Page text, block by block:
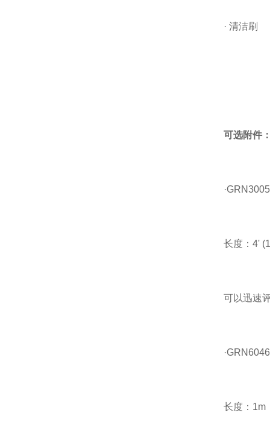
· 清洁刷
可选附件
长度：4'
可以迅速
长度：1m